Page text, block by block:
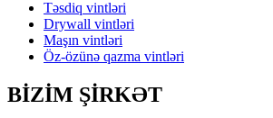
Təsdiq vintləri
Drywall vintləri
Maşın vintləri
Öz-özünə qazma vintləri
BİZİM ŞİRKƏT